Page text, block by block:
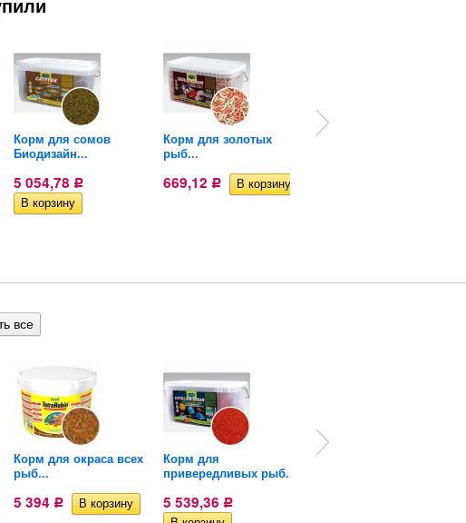
Корм для сомов
Биодизайн...
5 054,78 Р
Корм для золотых
рыб...
669,12 Р
Корм для золотых
Корм для окраса всех
рыб...
5 394 Р
Корм для
привередливых рыб...
5 539,36 Р
Профессиональный